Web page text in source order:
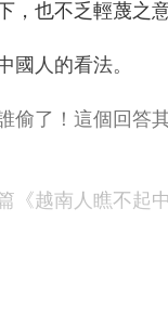
也不乏輕蔑之
人的看法。
了！這個回答
《越南人瞧不起
立住足的很少
我在越南看到